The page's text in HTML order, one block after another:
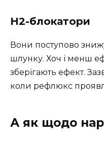
H2-блокатори
Вони поступово
шлунку. Хоч і менш
зберігають ефект.
коли рефлюкс
А як щодо